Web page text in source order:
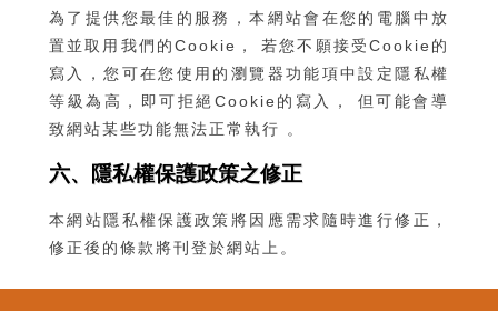
為了提供您最佳的服務，本網站會在您的電腦中放
置並取用我們的Cookie， 若您不願接受Cookie的
寫入，您可在您使用的瀏覽器功能項中設定隱私權
等級為高，即可拒絕Cookie的寫入， 但可能會導
致網站某些功能無法正常執行 。
六、隱私權保護政策之修正
本網站隱私權保護政策將因應需求隨時進行修正，
修正後的條款將刊登於網站上。